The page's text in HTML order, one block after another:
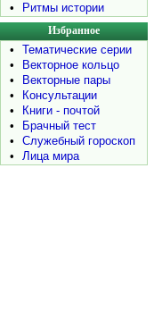
•
Ритмы истории
Избранное
•
Тематические серии
•
Векторное кольцо
•
Векторные пары
•
Консультации
•
Книги - почтой
•
Брачный тест
•
Служебный гороскоп
•
Лица мира